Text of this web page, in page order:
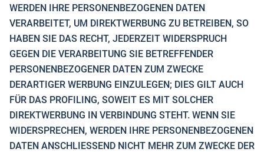
WERDEN IHRE PERSONENBEZOGENEN DATEN
VERARBEITET, UM DIREKTWERBUNG ZU BETREIBEN, SO
HABEN SIE DAS RECHT, JEDERZEIT WIDERSPRUCH
GEGEN DIE VERARBEITUNG SIE BETREFFENDER
PERSONENBEZOGENER DATEN ZUM ZWECKE
DERARTIGER WERBUNG EINZULEGEN; DIES GILT AUCH
FÜR DAS PROFILING, SOWEIT ES MIT SOLCHER
DIREKTWERBUNG IN VERBINDUNG STEHT. WENN SIE
WIDERSPRECHEN, WERDEN IHRE PERSONENBEZOGENEN
DATEN ANSCHLIESSEND NICHT MEHR ZUM ZWECKE DER